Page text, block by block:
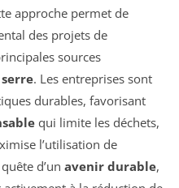
approche permet de
des projets de
sources
. Les entreprises sont
durables, favorisant
qui limite les déchets,
l’utilisation de
d’un avenir durable,